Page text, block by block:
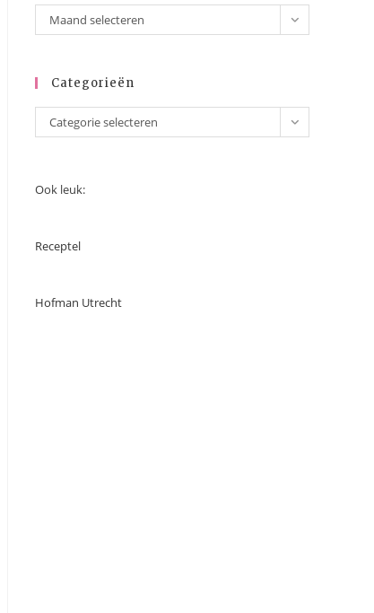
Maand selecteren
Categorieën
Categorie selecteren
Ook leuk:
Receptel
Hofman Utrecht